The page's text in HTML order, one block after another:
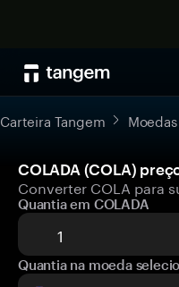
Carteira Tangem
COLADA (COLA)
Converter COLA para
Quantia em COLADA
Quantia na moeda